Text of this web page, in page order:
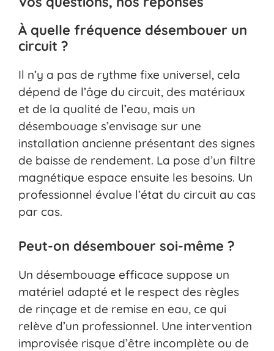
À quelle fréquence désembouer un
circuit ?
Il n’y a pas de rythme fixe universel, cela
dépend de l’âge du circuit, des matériaux
et de la qualité de l’eau, mais un
désembouage s’envisage sur une
installation ancienne présentant des signes
de baisse de rendement. La pose d’un filtre
magnétique espace ensuite les besoins. Un
professionnel évalue l’état du circuit au cas
par cas.
Peut-on désembouer soi-même ?
Un désembouage efficace suppose un
matériel adapté et le respect des règles
de rinçage et de remise en eau, ce qui
relève d’un professionnel. Une intervention
improvisée risque d’être incomplète ou de